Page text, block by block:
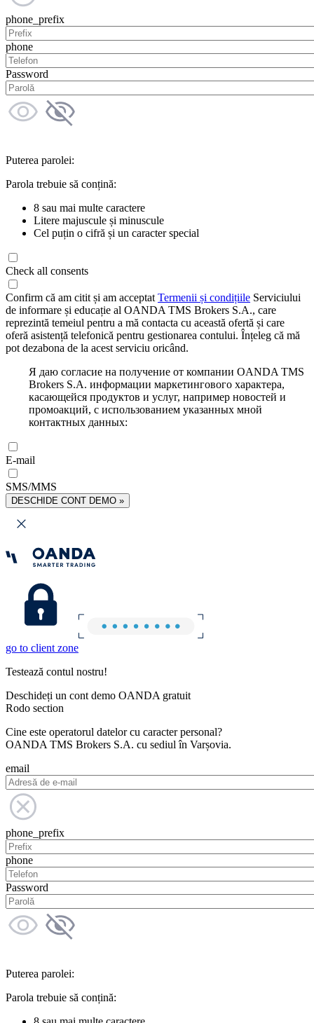
phone_prefix
phone
Password
Puterea parolei:
Parola trebuie să conțină:
8 sau mai multe caractere
Litere majuscule și minuscule
Cel puțin o cifră și un caracter special
Check all consents
Confirm că am citit și am acceptat Termenii și condițiile Serviciului
de informare și educație al OANDA TMS Brokers S.A., care
reprezintă temeiul pentru a mă contacta cu această ofertă și care
oferă asistență telefonică pentru gestionarea contului. Înțeleg că mă
pot dezabona de la acest serviciu oricând.
Я даю согласие на получение от компании OANDA TMS
Brokers S.A. информации маркетингового характера,
касающейся продуктов и услуг, например новостей и
промоакций, с использованием указанных мной
контактных данных:
E-mail
SMS/MMS
DESCHIDE CONT DEMO »
go to client zone
Testează contul nostru!
Deschideți un cont demo OANDA gratuit
Rodo section
Cine este operatorul datelor cu caracter personal?
OANDA TMS Brokers S.A. cu sediul în Varșovia.
email
phone_prefix
phone
Password
Puterea parolei:
Parola trebuie să conțină: